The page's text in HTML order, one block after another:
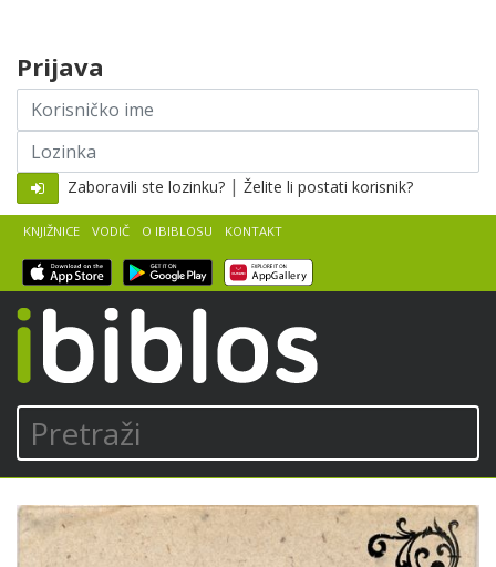
Pretraži
KNJIŽNICE VODIČ O IBIBLOSU KONTAKT
Prijava
Korisničko
ime
Lozinka
Zaboravili ste lozinku? | Želite li postati korisnik?
Émile
Zola
Pretpregled